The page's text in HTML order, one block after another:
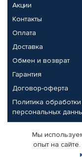
Акции
Контакты
Оплата
Доставка
Обмен и возврат
Гарантия
Договор-оферта
Политика обработки
персональных
Партнерам
Корпоративным
Мы
опыт на